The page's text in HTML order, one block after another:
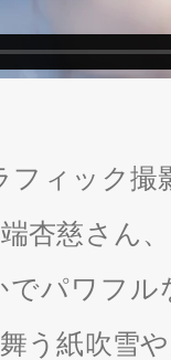
ィック撮
杏慈さん
でパワフ
う紙吹雪